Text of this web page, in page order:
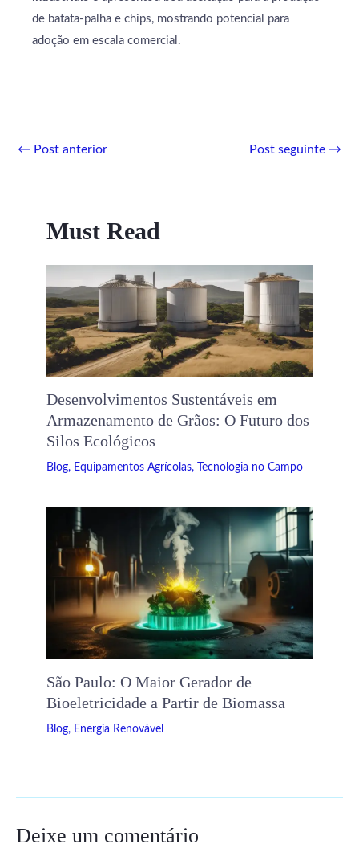
de batata-palha e chips, mostrando potencial para
adoção em escala comercial.
← Post anterior Post seguinte →
Must Read
Desenvolvimentos Sustentáveis ​​em
Armazenamento de Grãos: O Futuro dos
Silos Ecológicos
Blog, Equipamentos Agrícolas, Tecnologia no Campo
São Paulo: O Maior Gerador de
Bioeletricidade a Partir de Biomassa
Blog, Energia Renovável
Deixe um comentário